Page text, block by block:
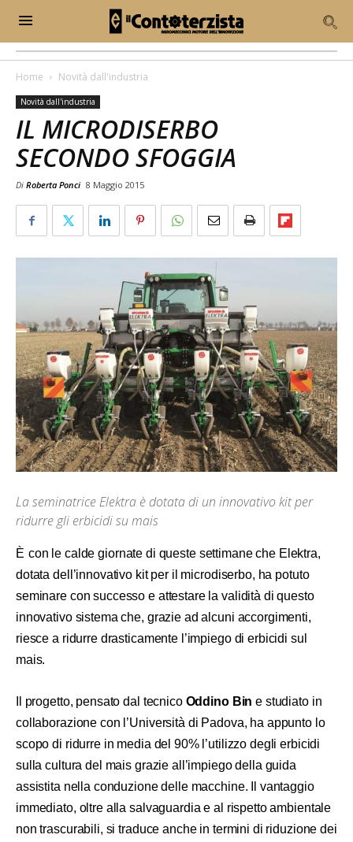
Home Novità dall'industria
Novità dall'industria
IL MICRODISERBO
SECONDO SFOGGIA
Di Roberta Ponci 8 Maggio 2015
La seminatrice Elektra è dotata di un innovativo kit per
ridurre gli erbicidi su mais
È con le calde giornate di queste settimane che Elektra,
dotata dell’innovativo kit per il microdiserbo, ha potuto
seminare con successo e attestare la validità di questo
innovativo sistema che, grazie ad alcuni accorgimenti,
riesce a ridurre drasticamente l’impiego di erbicidi sul
mais.
Il progetto, pensato dal tecnico Oddino Bin e studiato in
collaborazione con l’Università di Padova, ha appunto lo
scopo di ridurre in media del 90% l’utilizzo degli erbicidi
sulla cultura del mais grazie all’impiego della guida
assistita nella conduzione delle macchine. Il vantaggio
immediato, oltre alla salvaguardia e al rispetto ambientale
non trascurabili, si traduce anche in termini di riduzione dei